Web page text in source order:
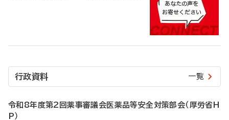
行政資料 一覧
令和8年度第2回薬事審議会医薬品等安全対策部会（厚労省H
P）